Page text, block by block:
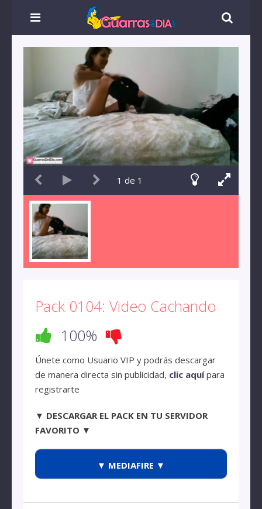
1 de 1
Pack 0104: Video Cachando
100%
Únete como Usuario VIP y podrás descargar
de manera directa sin publicidad, clic aquípara
registrarte
▼ DESCARGAR EL PACK EN TU SERVIDOR
FAVORITO ▼
▼ MEDIAFIRE ▼